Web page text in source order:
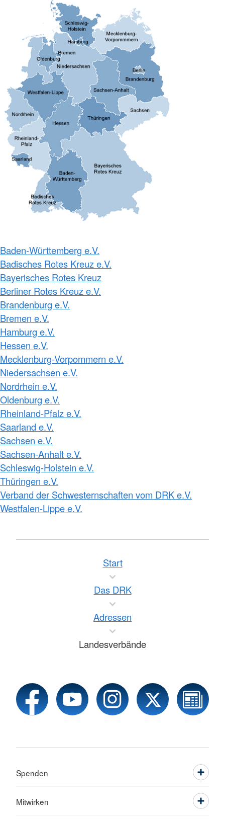
Baden-Württemberg e.V.
Badisches Rotes Kreuz e.V.
Bayerisches Rotes Kreuz
Berliner Rotes Kreuz e.V.
Brandenburg e.V.
Bremen e.V.
Hamburg e.V.
Hessen e.V.
Mecklenburg-Vorpommern e.V.
Niedersachsen e.V.
Nordrhein e.V.
Oldenburg e.V.
Rheinland-Pfalz e.V.
Saarland e.V.
Sachsen e.V.
Sachsen-Anhalt e.V.
Schleswig-Holstein e.V.
Thüringen e.V.
Verband der Schwesternschaften vom DRK e.V.
Westfalen-Lippe e.V.
Start
Das DRK
Adressen
Landesverbände
Spenden
Mitwirken